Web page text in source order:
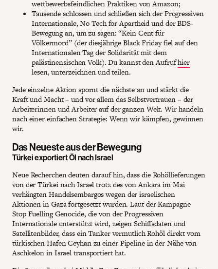
wettbewerbsfeindlichen Praktiken von Amazon;
Tausende schlossen und schließen sich der Progressiven
Internationale, No Tech for Apartheid und der BDS-
Bewegung an, um zu sagen: “Kein Cent für
Völkermord” (der diesjährige Black Friday fiel auf den
Internationalen Tag der Solidarität mit dem
palästinensischen Volk). Du kannst den Aufrufhier
lesen, unterzeichnen und teilen.
Jede einzelne Aktion spornt die nächste an und stärkt die
Kraft und Macht – und vor allem das Selbstvertrauen – der
Arbeiterinnen und Arbeiter auf der ganzen Welt. Wir handeln
nach einer einfachen Strategie: Wenn wir kämpfen, gewinnen
wir.
Das Neueste aus der Bewegung
Türkei exportiert Öl nach Israel
Neue Recherchen deuten darauf hin, dass die Rohöllieferungen
von der Türkei nach Israel trotz des von Ankara im Mai
verhängten Handelsembargos wegen der israelischen
Aktionen in Gaza fortgesetzt wurden. Laut der Kampagne
Stop Fuelling Genocide, die von der Progressiven
Internationale unterstützt wird, zeigen Schiffsdaten und
Satellitenbilder, dass ein Tanker vermutlich Rohöl direkt vom
türkischen Hafen Ceyhan zu einer Pipeline in der Nähe von
Aschkelon in Israel transportiert hat.